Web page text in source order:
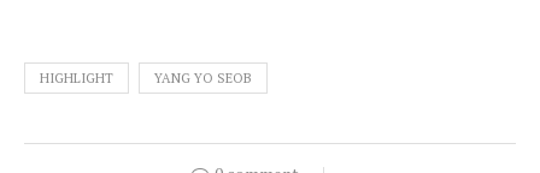
HIGHLIGHT YANG YO SEOB